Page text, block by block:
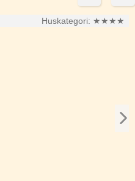
Huskategori: ★★★★